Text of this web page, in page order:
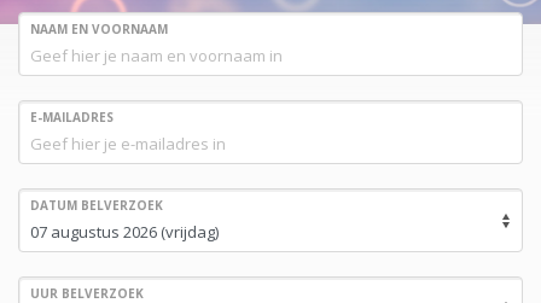
NAAM EN VOORNAAM
E-MAILADRES
DATUM BELVERZOEK
UUR BELVERZOEK